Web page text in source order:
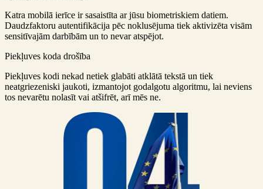
Katra mobilā ierīce ir sasaistīta ar jūsu biometriskiem datiem.
Daudzfaktoru autentifikācija pēc noklusējuma tiek aktivizēta visām
sensitīvajām darbībām un to nevar atspējot.
Piekļuves koda drošība
Piekļuves kodi nekad netiek glabāti atklātā tekstā un tiek
neatgriezeniski jaukoti, izmantojot godalgotu algoritmu, lai neviens
tos nevarētu nolasīt vai atšifrēt, arī mēs ne.